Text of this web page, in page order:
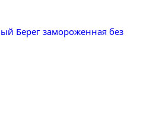
Берег замороженная без